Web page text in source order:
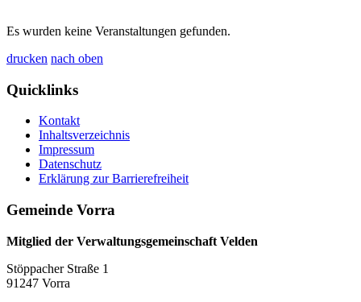
Es wurden keine Veranstaltungen gefunden.
drucken nach oben
Quicklinks
Kontakt
Inhaltsverzeichnis
Impressum
Datenschutz
Erklärung zur Barrierefreiheit
Gemeinde Vorra
Mitglied der Verwaltungsgemeinschaft Velden
Stöppacher Straße 1
91247 Vorra